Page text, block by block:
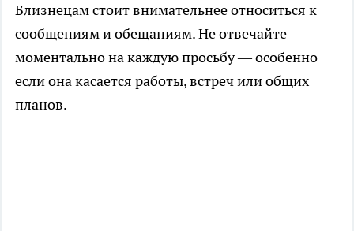
Близнецам стоит внимательнее относиться к
сообщениям и обещаниям. Не отвечайте
моментально на каждую просьбу — особенно
если она касается работы, встреч или общих
планов.